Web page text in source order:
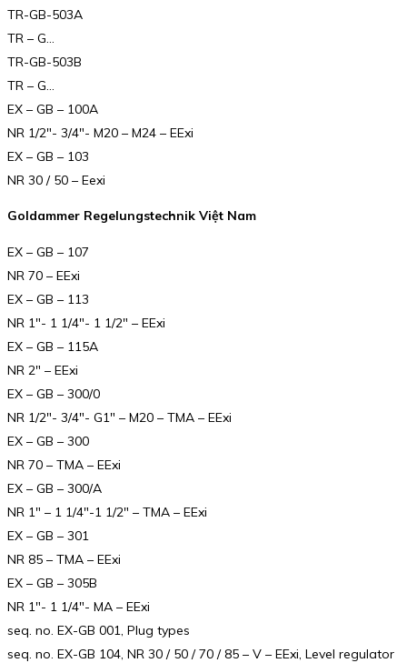
TR-GB-503A
TR – G…
TR-GB-503B
TR – G…
EX – GB – 100A
NR 1/2″- 3/4″- M20 – M24 – EExi
EX – GB – 103
NR 30 / 50 – Eexi
Goldammer Regelungstechnik Việt Nam
EX – GB – 107
NR 70 – EExi
EX – GB – 113
NR 1″- 1 1/4″- 1 1/2″ – EExi
EX – GB – 115A
NR 2″ – EExi
EX – GB – 300/0
NR 1/2″- 3/4″- G1″ – M20 – TMA – EExi
EX – GB – 300
NR 70 – TMA – EExi
EX – GB – 300/A
NR 1″ – 1 1/4″-1 1/2″ – TMA – EExi
EX – GB – 301
NR 85 – TMA – EExi
EX – GB – 305B
NR 1″- 1 1/4″- MA – EExi
seq. no. EX-GB 001, Plug types
seq. no. EX-GB 104, NR 30 / 50 / 70 / 85 – V – EExi, Level regulator